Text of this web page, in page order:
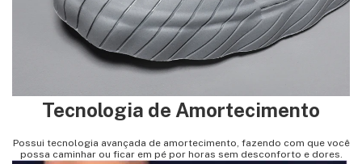
Tecnologia de Amortecimento
Possui tecnologia avançada de amortecimento, fazendo com que você
possa caminhar ou ficar em pé por horas sem desconforto e dores.